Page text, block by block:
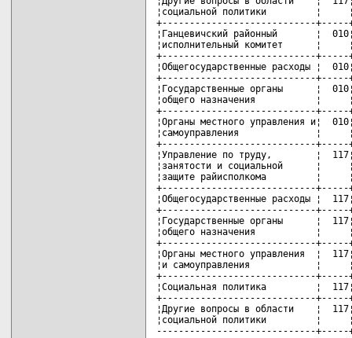
¦социальной политики
+----------------------------+-----
¦Ганцевичский районный       ¦
¦исполнительный комитет
+----------------------------+-----
¦Общегосударственные расходы ¦
+----------------------------+-----
¦Государственные органы      ¦
¦общего назначения
+----------------------------+-----
¦Органы местного управления и¦
¦самоуправления
+----------------------------+-----
¦Управление по труду,        ¦
¦занятости и социальной
¦защите райисполкома
+----------------------------+-----
¦Общегосударственные расходы ¦
+----------------------------+-----
¦Государственные органы      ¦
¦общего назначения
+----------------------------+-----
¦Органы местного управления  ¦
¦и самоуправления
+----------------------------+-----
¦Социальная политика         ¦
+----------------------------+-----
¦Другие вопросы в области    ¦
¦социальной политики
-----------------------------+-----